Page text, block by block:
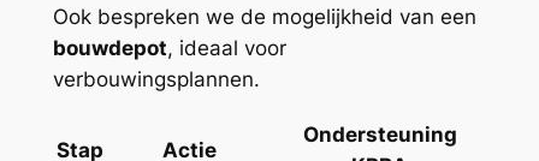
Ook bespreken we de mogelijkheid van een
bouwdepot, ideaal voor
verbouwingsplannen.
Stap Actie
Ondersteuning